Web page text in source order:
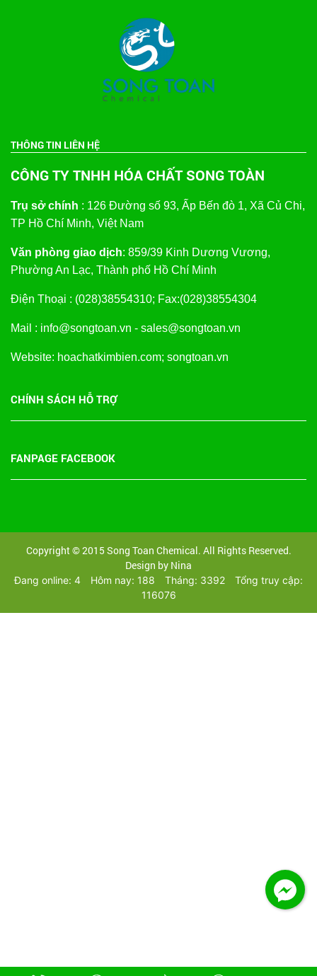
THÔNG TIN LIÊN HỆ
CÔNG TY TNHH HÓA CHẤT SONG TOÀN
Trụ sở chính : 126 Đường số 93, Ấp Bến đò 1, Xã Củ Chi,
TP Hồ Chí Minh, Việt Nam
Văn phòng giao dịch: 859/39 Kinh Dương Vương,
Phường An Lạc, Thành phố Hồ Chí Minh
Điện Thoại : (028)38554310; Fax:(028)38554304
Mail : info@songtoan.vn - sales@songtoan.vn
Website: hoachatkimbien.com; songtoan.vn
CHÍNH SÁCH HỖ TRỢ
FANPAGE FACEBOOK
Copyright © 2015 Song Toan Chemical. All Rights Reserved.
Design by Nina
Đang online: 4 Hôm nay: 188 Tháng: 3392
Tổng truy cập:
116076